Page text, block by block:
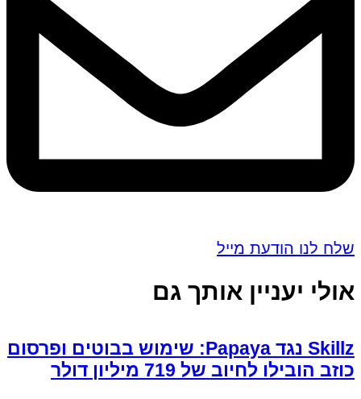
שלח לנו הודעת מייל
אולי יעניין אותך גם
Skillz נגד Papaya: שימוש בבוטים ופרסום
כוזב הובילו לחיוב של 719 מיליון דולר